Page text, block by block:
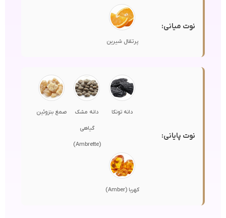
نوت میانی:
پرتقال شیرین
نوت پایانی:
دانه تونکا دانه مشک
گیاهی
(Ambrette)
صمغ بنزوئین
کهربا (Amber)